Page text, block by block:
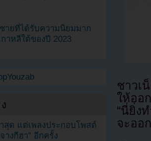
ชาวเ
ให้ออ
“นี่ยิ่ง
จะออ
ายที่ได้รับความนิยมมาก
าหลีใต้ของปี 2023
สุด แต่เพลงประกอบโพสต์
งกีฮา” อีกครั้ง